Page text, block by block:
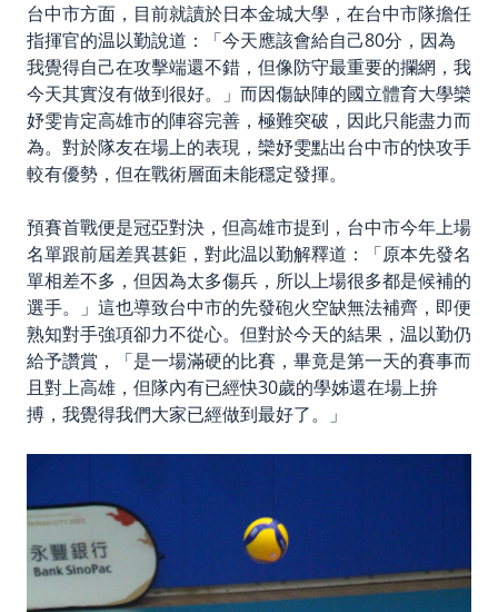
台中市方面，目前就讀於日本金城大學，在台中市隊擔任
指揮官的温以勤說道：「今天應該會給自己80分，因為
我覺得自己在攻擊端還不錯，但像防守最重要的攔網，我
今天其實沒有做到很好。」而因傷缺陣的國立體育大學欒
妤雯肯定高雄市的陣容完善，極難突破，因此只能盡力而
為。對於隊友在場上的表現，欒妤雯點出台中市的快攻手
較有優勢，但在戰術層面未能穩定發揮。
預賽首戰便是冠亞對決，但高雄市提到，台中市今年上場
名單跟前屆差異甚鉅，對此温以勤解釋道：「原本先發名
單相差不多，但因為太多傷兵，所以上場很多都是候補的
選手。」這也導致台中市的先發砲火空缺無法補齊，即便
熟知對手強項卻力不從心。但對於今天的結果，温以勤仍
給予讚賞，「是一場滿硬的比賽，畢竟是第一天的賽事而
且對上高雄，但隊內有已經快30歲的學姊還在場上拚
搏，我覺得我們大家已經做到最好了。」